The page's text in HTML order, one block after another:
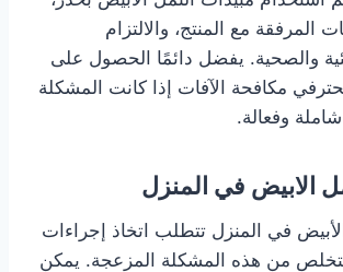
المرفقة مع المنتج، والالتزام
والصحية. يفضل دائمًا الحصول على
مكافحة الآفات إذا كانت المشكلة
وفعالة.
الابيض في المنزل
في المنزل تتطلب اتخاذ إجراءات
من هذه المشكلة المزعجة. يمكن